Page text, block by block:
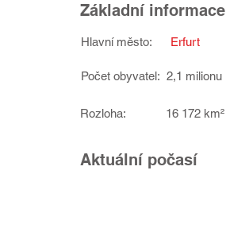
Základní informace
Hlavní město: Erfurt
Počet obyvatel: 2,1 milionu
Rozloha: 16 172 km²
Aktuální počasí